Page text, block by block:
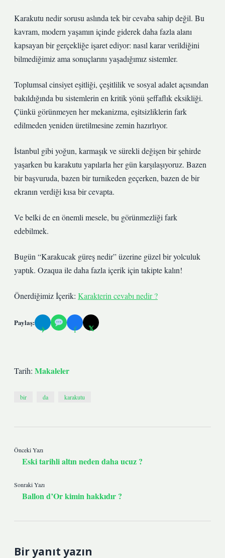
Karakutu nedir sorusu aslında tek bir cevaba sahip değil. Bu
kavram, modern yaşamın içinde giderek daha fazla alanı
kapsayan bir gerçekliğe işaret ediyor: nasıl karar verildiğini
bilmediğimiz ama sonuçlarını yaşadığımız sistemler.
Toplumsal cinsiyet eşitliği, çeşitlilik ve sosyal adalet açısından
bakıldığında bu sistemlerin en kritik yönü şeffaflık eksikliği.
Çünkü görünmeyen her mekanizma, eşitsizliklerin fark
edilmeden yeniden üretilmesine zemin hazırlıyor.
İstanbul gibi yoğun, karmaşık ve sürekli değişen bir şehirde
yaşarken bu karakutu yapılarla her gün karşılaşıyoruz. Bazen
bir başvuruda, bazen bir turnikeden geçerken, bazen de bir
ekranın verdiği kısa bir cevapta.
Ve belki de en önemli mesele, bu görünmezliği fark
edebilmek.
Bugün “Karakucak güreş nedir” üzerine güzel bir yolculuk
yaptık. Ozaqua ile daha fazla içerik için takipte kalın!
Önerdiğimiz İçerik: Karakterin cevabı nedir ?
Paylaş:
✈ f 𝕏
Tarih: Makaleler
bir da karakutu
Önceki Yazı
Eski tarihli altın neden daha ucuz ?
Sonraki Yazı
Ballon d’Or kimin hakkıdır ?
Bir yanıt yazın